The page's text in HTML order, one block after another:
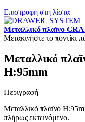
Επιστροφή στη λίστα
Μεταλλικό πλαϊνο
Μετακινήστε το ποντίκι
Μεταλλικό
H:95mm
Περιγραφή
Μεταλλικό πλαϊνό
πλήρως εκτεινόμενο.